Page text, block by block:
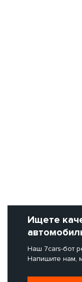
Ищете
Наш 7cars-бот
Напишите нам,